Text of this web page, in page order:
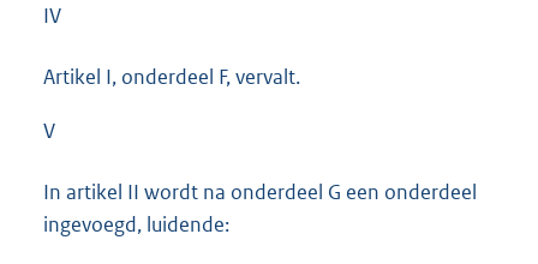
IV
Artikel I, onderdeel F, vervalt.
V
In artikel II wordt na onderdeel G een onderdeel
ingevoegd, luidende: